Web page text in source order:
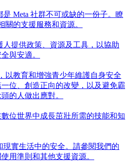
Meta 社群不可或缺的一份子。瞭
關的支援服務和資源。
人提供政策、資源及工具，以協助
與安適。
以教育和增強青少年維護自身安全
位、創造正向的改變，以及避免霸
的人做出應對。
位世界中成長茁壯所需的技能和知
現實生活中的安全。請參閱我們的
用準則和其他支援資源。